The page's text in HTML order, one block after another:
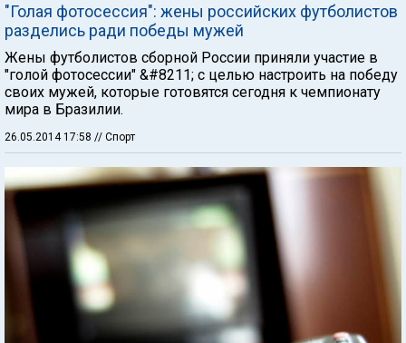
"Голая фотосессия": жены российских футболистов
разделись ради победы мужей
Жены футболистов сборной России приняли участие в
"голой фотосессии" &#8211; с целью настроить на победу
своих мужей, которые готовятся сегодня к чемпионату
мира в Бразилии.
26.05.2014 17:58 // Спорт